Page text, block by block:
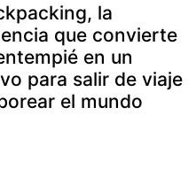
la
que convierte
en un
para salir de viaje
el mundo